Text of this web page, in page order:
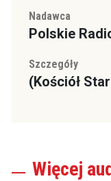
Nadawca
Polskie
Szczegóły
(Kościół
Więcej